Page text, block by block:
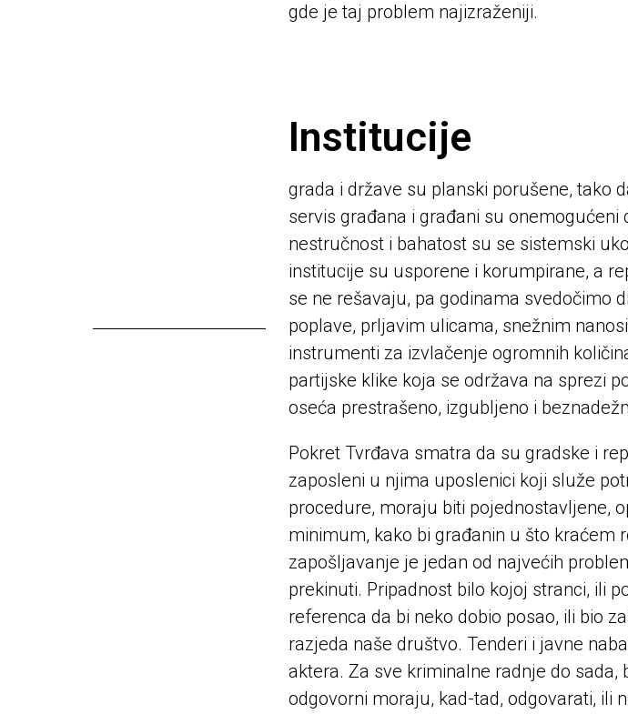
gde je taj problem najizraženiji.
Institucije
grada i države su planski porušene, tako
servis građana i građani su
nestručnost i bahatost su se sistemski
institucije su usporene i korumpirane, a
se ne rešavaju, pa godinama svedočimo
poplave, prljavim ulicama, snežnim
instrumenti za izvlačenje ogromnih
partijske klike koja se održava na sprezi
oseća prestrašeno, izgubljeno i
Pokret Tvrđava smatra da su gradske i
zaposleni u njima uposlenici koji služe
procedure, moraju biti pojednostavljene,
minimum, kako bi građanin u što kraćem
zapošljavanje je jedan od najvećih
prekinuti. Pripadnost bilo kojoj stranci, ili
referenca da bi neko dobio posao, ili bio
razjeda naše društvo. Tenderi i javne
aktera. Za sve kriminalne radnje do
odgovorni moraju, kad-tad, odgovarati, ili